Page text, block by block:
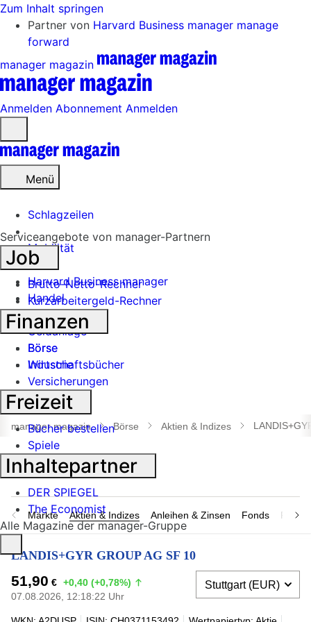
Zum Inhalt springen
Partner von Harvard Business manager manage
forward
manager magazin
Anmelden Abonnement Anmelden
öffnen
Menü
Schlagzeilen
Mobilität
Tech
Harvard Business manager
Handel
Banken
Geldanlage
Börse
Industrie
Suche
öffnen
manager magazin Börse Aktien & Indizes
Märkte Aktien & Indizes Anleihen & Zinsen Fonds
LANDIS+GYR GROUP AG SF 10
51,90 € +0,40 (+0,78%)
07.08.2026, 12:18:22 Uhr
Serviceangebote von manager-Partnern
Job
Brutto-Netto-Rechner
Kurzarbeitergeld-Rechner
Finanzen
Börse
Wirtschaftsbücher
Versicherungen
Freizeit
Bücher bestellen
Spiele
Inhaltepartner
DER SPIEGEL
The Economist
Alle Magazine der manager-Gruppe